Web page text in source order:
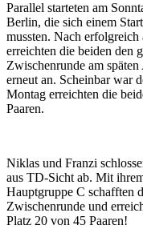
Parallel starteten am
Berlin, die sich einem
mussten. Nach
erreichten die beiden den
Zwischenrunde am
erneut an. Scheinbar war
Montag erreichten die
Paaren.
Niklas und Franzi
aus TD-Sicht ab. Mit
Hauptgruppe C schafften
Zwischenrunde und
Platz 20 von 45 Paaren!